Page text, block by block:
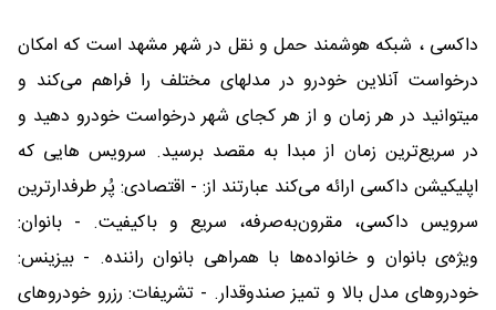
داکسی ، شبکه هوشمند حمل و نقل در شهر مشهد است که امکان
درخواست آنلاین خودرو در مدلهای مختلف را فراهم می‌کند و
میتوانید در هر زمان و از هر کجای شهر درخواست خودرو دهید و
در سریع‌ترین زمان از مبدا به مقصد برسید. سرویس هایی که
اپلیکیشن داکسی ارائه می‌کند عبارتند از: - اقتصادی: پُر طرفدارترین
سرویس داکسی، مقرون‌به‌صرفه‌، سریع و باکیفیت. - بانوان:
ویژه‌ی بانوان و خانواده‌ها با همراهی بانوان راننده. - بیزینس:
خودروهای مدل بالا و تمیز صندوقدار. - تشریفات: رزرو خودروهای